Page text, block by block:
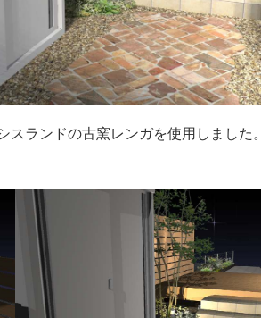
スランドの古窯レンガを使用しました。